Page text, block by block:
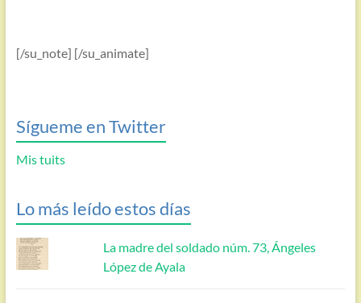
[/su_note] [/su_animate]
Sígueme en Twitter
Mis tuits
Lo más leído estos días
La madre del soldado núm. 73, Ángeles
López de Ayala